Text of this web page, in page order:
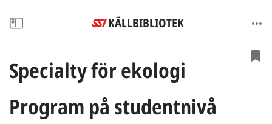
KÄLLBIBLIOTEK
Specialty för ekologi
Program på studentnivå